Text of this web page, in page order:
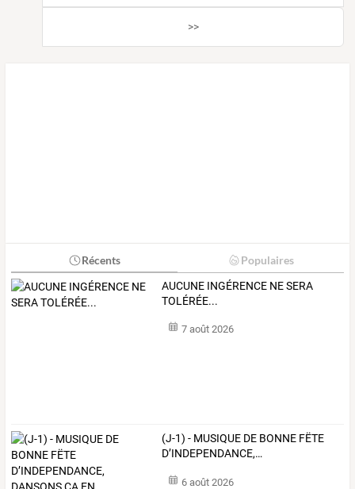
>>
Récents Populaires
AUCUNE INGÉRENCE NE SERA
TOLÉRÉE...
7 août 2026
(J-1) - MUSIQUE DE BONNE FËTE
D’INDEPENDANCE,…
6 août 2026